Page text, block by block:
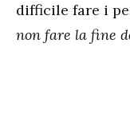
difficile fare i
non fare la fine